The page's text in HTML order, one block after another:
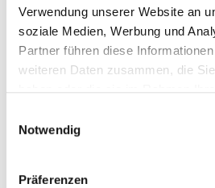
Verwendung unserer Website an
soziale Medien, Werbung und
Partner führen diese
weiteren Daten zusammen, die
Notwendig
Präferenzen
Der Service ist für Sie als Bürger
dadurch die bei einer schriftlichen
Portokosten.